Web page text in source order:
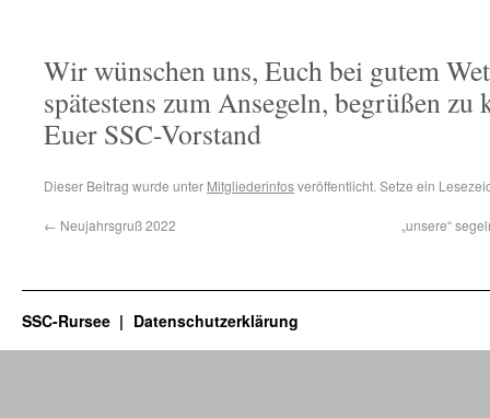
Wir wünschen uns, Euch bei gutem
spätestens zum Ansegeln, begrüßen zu
Euer SSC-Vorstand
Dieser Beitrag wurde unter Mitgliederinfosveröffentlicht. Setze ein
← Neujahrsgruß 2022 „unsere“
SSC-Rursee Datenschutzerklärung